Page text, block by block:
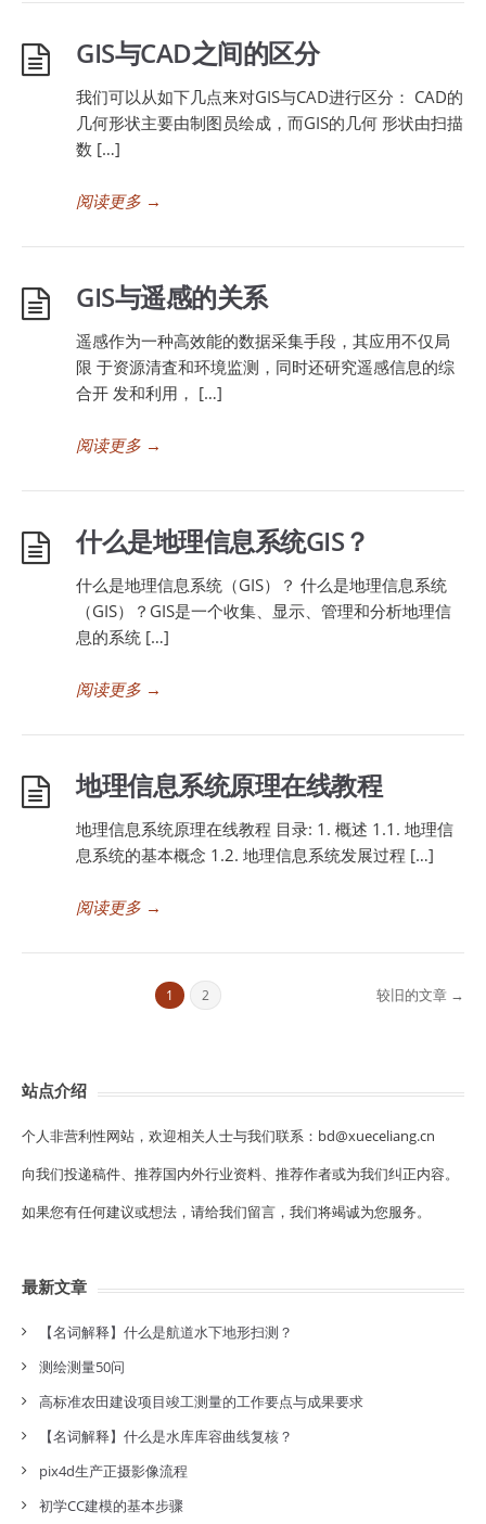
GIS与CAD之间的区分
我们可以从如下几点来对GIS与CAD进行区分： CAD的
几何形状主要由制图员绘成，而GIS的几何 形状由扫描
数 […]
阅读更多 →
GIS与遥感的关系
遥感作为一种高效能的数据采集手段，其应用不仅局
限 于资源清査和环境监测，同时还研究遥感信息的综
合开 发和利用， […]
阅读更多 →
什么是地理信息系统GIS？
什么是地理信息系统（GIS）？ 什么是地理信息系统
（GIS）？GIS是一个收集、显示、管理和分析地理信
息的系统 […]
阅读更多 →
地理信息系统原理在线教程
地理信息系统原理在线教程 目录: 1. 概述 1.1. 地理信
息系统的基本概念 1.2. 地理信息系统发展过程 […]
阅读更多 →
1 2 较旧的文章 →
站点介绍
个人非营利性网站，欢迎相关人士与我们联系：bd@xueceliang.cn
向我们投递稿件、推荐国内外行业资料、推荐作者或为我们纠正内容。
如果您有任何建议或想法，请给我们留言，我们将竭诚为您服务。
最新文章
【名词解释】什么是航道水下地形扫测？
测绘测量50问
高标准农田建设项目竣工测量的工作要点与成果要求
【名词解释】什么是水库库容曲线复核？
pix4d生产正摄影像流程
初学CC建模的基本步骤